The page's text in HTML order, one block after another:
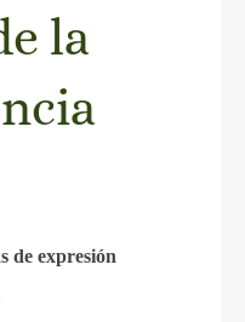
la
de expresión